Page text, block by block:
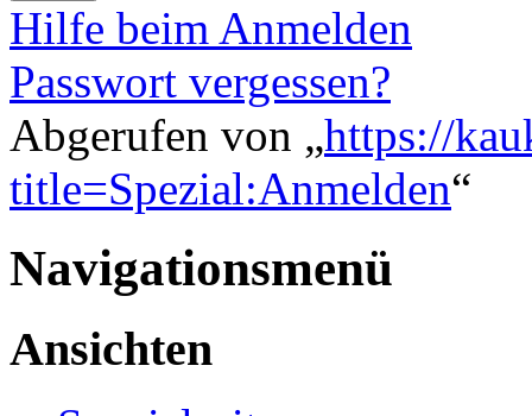
Hilfe beim Anmelden
Passwort vergessen?
Abgerufen von „https://
title=Spezial:Anmelden“
Navigationsmenü
Ansichten